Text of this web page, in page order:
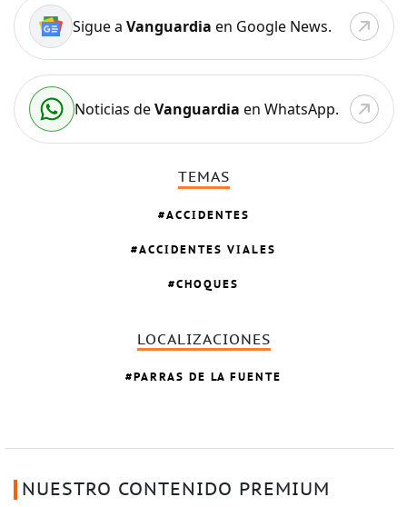
Sigue a Vanguardia en Google News.
Noticias deVanguardia en WhatsApp.
TEMAS
ACCIDENTES
ACCIDENTES VIALES
CHOQUES
LOCALIZACIONES
PARRAS DE LA FUENTE
NUESTRO CONTENIDO PREMIUM